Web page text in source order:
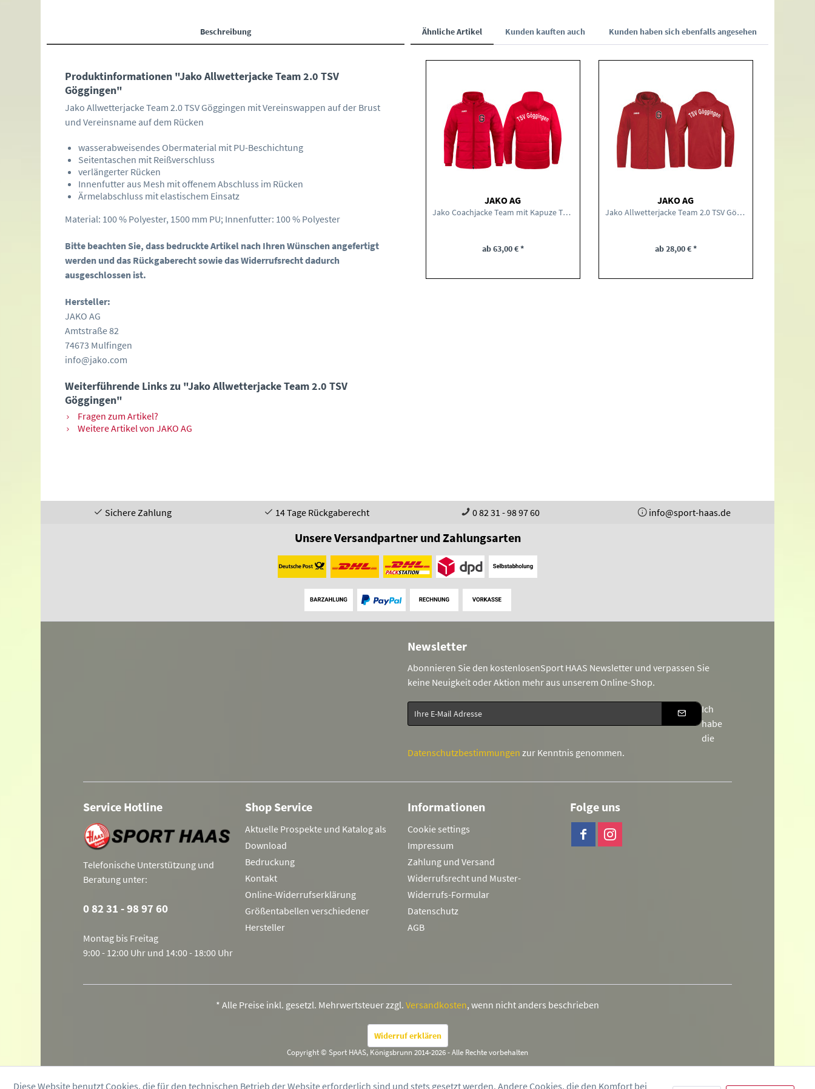
Beschreibung
Produktinformationen "Jako Allwetterjacke Team 2.0 TSV
Göggingen"
Jako Allwetterjacke Team 2.0 TSV Göggingen mit Vereinswappen auf der Brust
und Vereinsname auf dem Rücken
wasserabweisendes Obermaterial mit PU-Beschichtung
Seitentaschen mit Reißverschluss
verlängerter Rücken
Innenfutter aus Mesh mit offenem Abschluss im Rücken
Ärmelabschluss mit elastischem Einsatz
Material: 100 % Polyester, 1500 mm PU; Innenfutter: 100 % Polyester
Bitte beachten Sie, dass bedruckte Artikel nach Ihren Wünschen angefertigt
werden und das Rückgaberecht sowie das Widerrufsrecht dadurch
ausgeschlossen ist.
Hersteller:
JAKO AG
Amtstraße 82
74673 Mulfingen
info@jako.com
Weiterführende Links zu "Jako Allwetterjacke Team 2.0 TSV
Göggingen"
Fragen zum Artikel?
Weitere Artikel von JAKO AG
Ähnliche Artikel Kunden kauften auch Kunden haben sich ebenfalls angesehen
JAKO AG
Jako Coachjacke Team mit Kapuze TSV Göggingen
ab 63,00 € *
JAKO AG
Jako Allwetterjacke Team 2.0 TSV Göggingen Kinder
ab 28,00 € *
Sichere Zahlung 14 Tage Rückgaberecht 0 82 31 - 98 97 60 info@sport-haas.de
Unsere Versandpartner und Zahlungsarten
Newsletter
Abonnieren Sie den kostenlosenSport HAAS Newsletter und verpassen Sie
keine Neuigkeit oder Aktion mehr aus unserem Online-Shop.
Ich
habe
die
Datenschutzbestimmungen zur Kenntnis genommen.
Service Hotline
Telefonische Unterstützung und
Beratung unter:
0 82 31 - 98 97 60
Montag bis Freitag
9:00 - 12:00 Uhr und 14:00 - 18:00 Uhr
Shop Service
Aktuelle Prospekte und Katalog als
Download
Bedruckung
Kontakt
Online-Widerrufserklärung
Größentabellen verschiedener
Hersteller
Informationen
Cookie settings
Impressum
Zahlung und Versand
Widerrufsrecht und Muster-
Widerrufs-Formular
Datenschutz
AGB
Folge uns
* Alle Preise inkl. gesetzl. Mehrwertsteuer zzgl. Versandkosten, wenn nicht anders beschrieben
Widerruf erklären
Copyright © Sport HAAS, Königsbrunn 2014-2026 - Alle Rechte vorbehalten
Diese Website benutzt Cookies, die für den technischen Betrieb der Website erforderlich sind und stets gesetzt werden. Andere Cookies, die den Komfort bei